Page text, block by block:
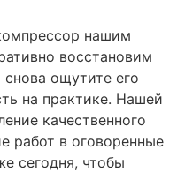
нашим
восстановим
ощутите его
на практике. Нашей
качественного
работ в оговоренные
сегодня, чтобы